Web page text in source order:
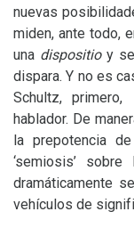
nuevas
miden, ante todo,
una dispositioy se
dispara. Y no es
Schultz,
hablador. De
la prepotencia
‘semiosis’
dramáticamente
vehículos de